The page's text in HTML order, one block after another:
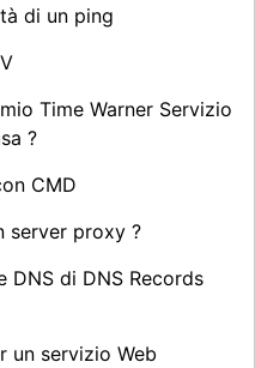
di un ping
Time Warner Servizio
?
CMD
server proxy ?
DNS di DNS Records
un servizio Web